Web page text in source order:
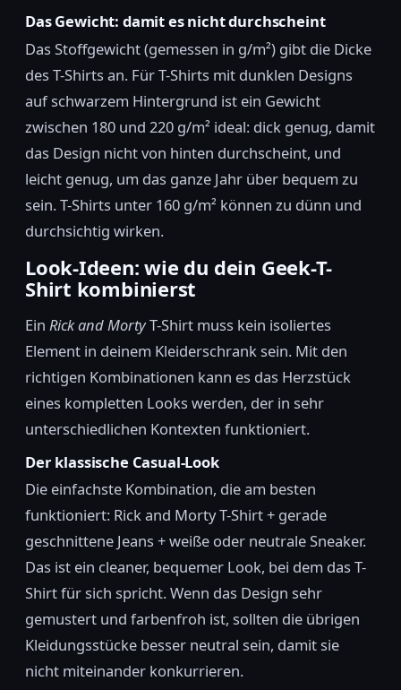
Das Gewicht: damit es nicht durchscheint
Das Stoffgewicht (gemessen in g/m²) gibt die Dicke
des T-Shirts an. Für T-Shirts mit dunklen Designs
auf schwarzem Hintergrund ist ein Gewicht
zwischen 180 und 220 g/m² ideal: dick genug, damit
das Design nicht von hinten durchscheint, und
leicht genug, um das ganze Jahr über bequem zu
sein. T-Shirts unter 160 g/m² können zu dünn und
durchsichtig wirken.
Look-Ideen: wie du dein Geek-T-
Shirt kombinierst
Ein Rick and MortyT-Shirt muss kein isoliertes
Element in deinem Kleiderschrank sein. Mit den
richtigen Kombinationen kann es das Herzstück
eines kompletten Looks werden, der in sehr
unterschiedlichen Kontexten funktioniert.
Der klassische Casual-Look
Die einfachste Kombination, die am besten
funktioniert: Rick and Morty T-Shirt + gerade
geschnittene Jeans + weiße oder neutrale Sneaker.
Das ist ein cleaner, bequemer Look, bei dem das T-
Shirt für sich spricht. Wenn das Design sehr
gemustert und farbenfroh ist, sollten die übrigen
Kleidungsstücke besser neutral sein, damit sie
nicht miteinander konkurrieren.